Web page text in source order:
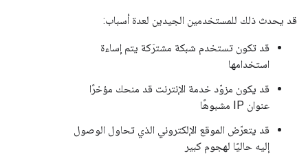
قد يحدث ذلك للمستخدمين الجيدين لعدة أسباب:
قد تكون تستخدم شبكة مشترَكة يتم إساءة
استخدامها
قد يكون مزوّد خدمة الإنترنت قد منحك مؤخرًا
عنوان IP مشبوهًا
قد يتعرّض الموقع الإلكتروني الذي تحاول الوصول
إليه حاليًا لهجوم كبير